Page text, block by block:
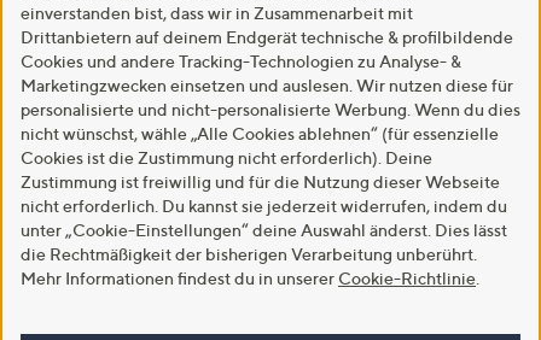
einverstanden bist, dass wir in Zusammenarbeit mit
Drittanbietern auf deinem Endgerät technische & profilbildende
Cookies und andere Tracking-Technologien zu Analyse- &
Marketingzwecken einsetzen und auslesen. Wir nutzen diese für
personalisierte und nicht-personalisierte Werbung. Wenn du dies
nicht wünschst, wähle „Alle Cookies ablehnen“ (für essenzielle
Cookies ist die Zustimmung nicht erforderlich). Deine
Zustimmung ist freiwillig und für die Nutzung dieser Webseite
nicht erforderlich. Du kannst sie jederzeit widerrufen, indem du
unter „Cookie-Einstellungen“ deine Auswahl änderst. Dies lässt
die Rechtmäßigkeit der bisherigen Verarbeitung unberührt.
Mehr Informationen findest du in unserer Cookie-Richtlinie